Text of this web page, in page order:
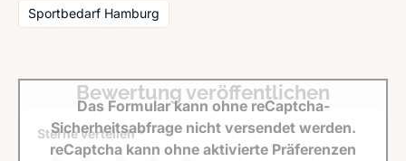
Sportbedarf Hamburg
Bewertung veröffentlichen
Sterne verteilen *
Das Formular kann ohne reCaptcha-
Sicherheitsabfrage nicht versendet werden.
reCaptcha kann ohne aktivierte Präferenzen